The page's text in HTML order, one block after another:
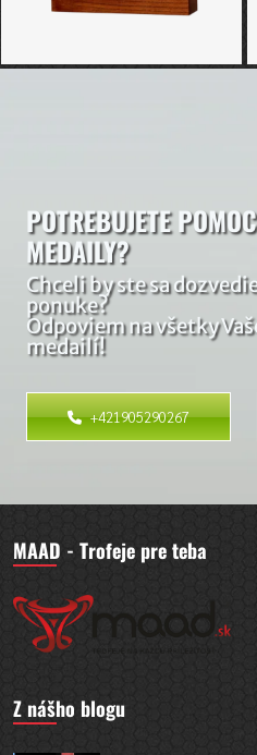
POTREBUJETE
MEDAILY?
Chceli by ste sa
ponuke?
Odpoviem na všetky
medailí!
+421905290267
MAAD - Trofeje pre teba
Z nášho blogu